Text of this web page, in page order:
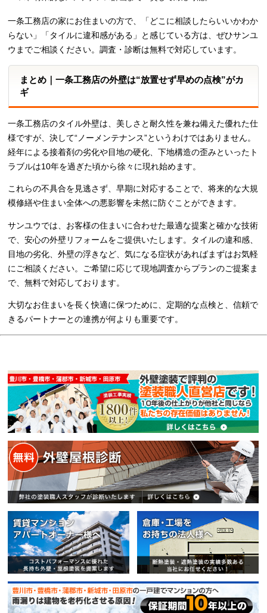
一条工務店の家にお住まいの方で、「どこに相談したらいいかわか
らない」「タイルに違和感がある」と感じている方は、ぜひサンユ
ウまでご相談ください。調査・診断は無料で対応しています。
まとめ｜一条工務店の外壁は“放置せず早めの点検”がカ
ギ
一条工務店のタイル外壁は、美しさと耐久性を兼ね備えた優れた仕
様ですが、決して“ノーメンテナンス”というわけではありません。
経年による接着剤の劣化や目地の硬化、下地構造の歪みといったト
ラブルは10年を過ぎた頃から徐々に現れ始めます。
これらの不具合を見逃さず、早期に対応することで、将来的な大規
模修繕や住まい全体への悪影響を未然に防ぐことができます。
サンユウでは、お客様の住まいに合わせた最適な提案と確かな技術
で、安心の外壁リフォームをご提供いたします。タイルの違和感、
目地の劣化、外壁の浮きなど、気になる症状があればまずはお気軽
にご相談ください。ご希望に応じて現地調査からプランのご提案ま
で、無料で対応しております。
大切なお住まいを長く快適に保つために、定期的な点検と、信頼で
きるパートナーとの連携が何よりも重要です。
賃貸マンション・アパートオー